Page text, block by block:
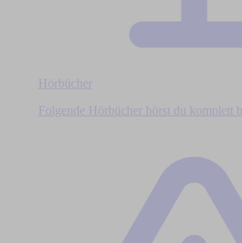
Hörbücher
Folgende Hörbücher hörst du komplett